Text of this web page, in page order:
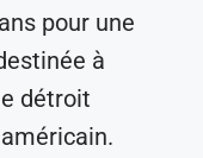
pour une
à
détroit